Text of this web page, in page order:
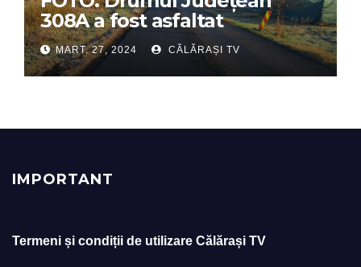
308A a fost asfaltat
MART. 27, 2024 CĂLĂRAȘI TV
IMPORTANT
Termeni și condiții de utilizare Călărași TV